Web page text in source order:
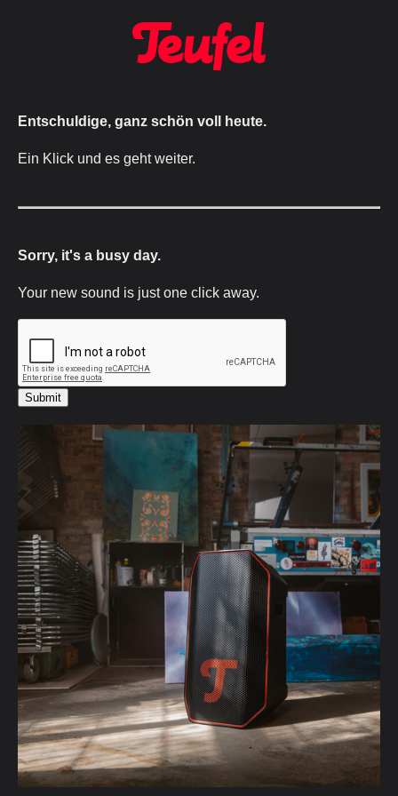
Entschuldige, ganz schön voll heute.
Ein Klick und es geht weiter.
Sorry, it's a busy day.
Your new sound is just one click away.